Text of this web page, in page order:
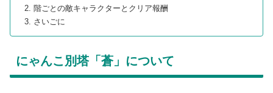
階ごとの敵キャラクターとクリア報酬
さいごに
にゃんこ別塔「蒼」について